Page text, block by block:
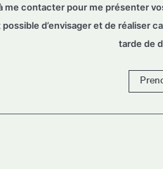
me contacter pour me présenter
possible d’envisager et de réaliser
tarde de